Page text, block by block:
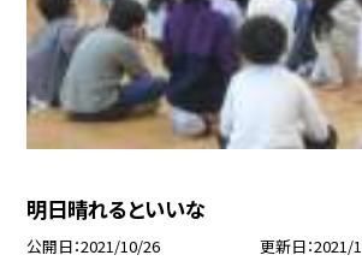
明日晴れるといいな
公開日 2021/10/26 更新日 2021/